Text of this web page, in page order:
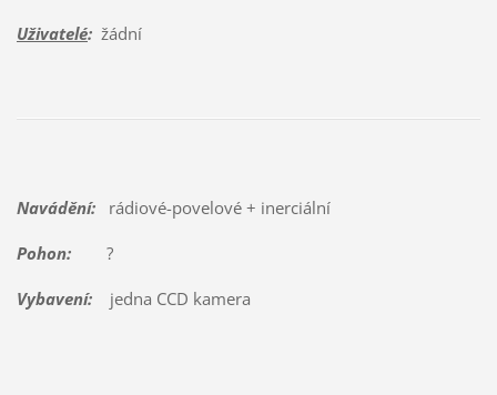
Uživatelé:žádní
Navádění:rádiové-povelové + inerciální
Pohon:?
Vybavení:jedna CCD kamera